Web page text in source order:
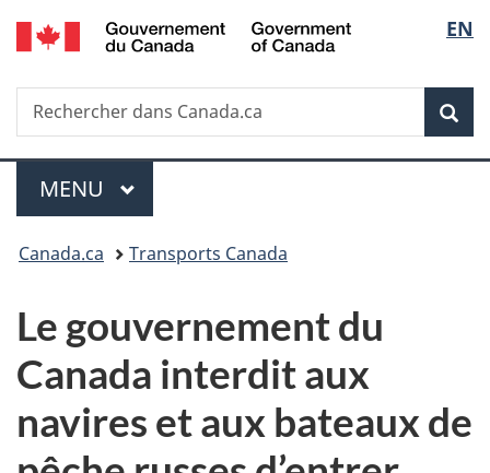
Passer
au
principal
Passer
à
Au
du
Passer
à
version
simplifiée
de
la
EN
Recherche
Rechercher
dans
Menu
MENU PRINCIPAL
Vous
ici :
Canada.ca Transports Canada
Le gouvernement du
Canada interdit aux
navires et aux bateaux de